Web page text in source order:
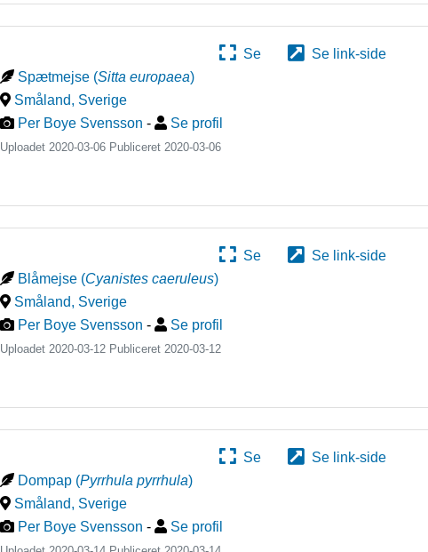
Se
Se link-side
Spætmejse (Sitta europaea)
Småland, Sverige
Per Boye Svensson - Se profil
Uploadet 2020-03-06 Publiceret 2020-03-06
Se
Se link-side
Blåmejse (Cyanistes caeruleus)
Småland, Sverige
Per Boye Svensson - Se profil
Uploadet 2020-03-12 Publiceret 2020-03-12
Se
Se link-side
Dompap (Pyrrhula pyrrhula)
Småland, Sverige
Per Boye Svensson - Se profil